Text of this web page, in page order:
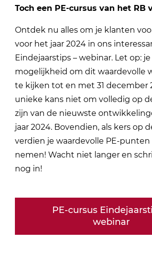
Toch een PE-cursus van het RB
Ontdek nu alles om je klanten
voor het jaar 2024 in ons
Eindejaarstips – webinar. Let op:
mogelijkheid om dit waardevolle
te kijken tot en met 31 december
unieke kans niet om volledig op
zijn van de nieuwste
jaar 2024. Bovendien, als kers op
verdien je waardevolle PE-
nemen! Wacht niet langer en
nog in!
PE-cursus
webinar